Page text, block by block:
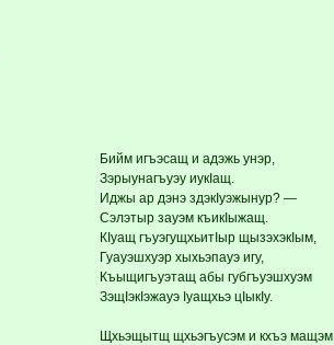
Бийм игъэсащ и адэжь унэр,
Зэрыунагъуэу иукIащ.
Иджы ар дэнэ здэкIуэжынур? —
Сэлэтыр зауэм къикIыжащ.
КIуащ гъуэгущхьитIыр щызэхэкIым,
Гуауэшхуэр хыхьэпауэ игу,
Къыщигъуэтащ абы губгъуэшхуэм
ЗэщIэкIэжауэ Iуащхьэ цIыкIу.
Щхьэщытщ щхьэгъусэм и кхъэ мащэм,